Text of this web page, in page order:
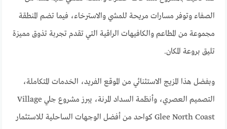
الصفاء وتوفر مسارات مريحة للمشي والاسترخاء، فيما تضم المنطقة
مجموعة من المطاعم والكافيهات الراقية التي تقدم تجربة تذوق مميزة
تليق بروعة المكان.
وبفضل هذا المزيج الاستثنائي من الموقع الفريد، الخدمات المتكاملة،
التصميم العصري، وأنظمة السداد المرنة، يبرز مشروع جلي Village
Glee North Coast كواحد من أفضل الوجهات الساحلية للاستثمار